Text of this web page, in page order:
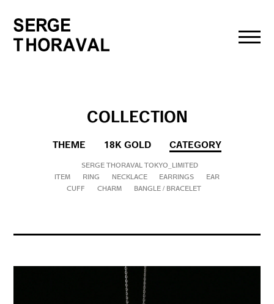
COLLECTION
THEME 18K GOLD CATEGORY
SERGE THORAVAL TOKYO_LIMITED
ITEM
RING NECKLACE EARRINGS
EAR
CUFF
CHARM BANGLE / BRACELET